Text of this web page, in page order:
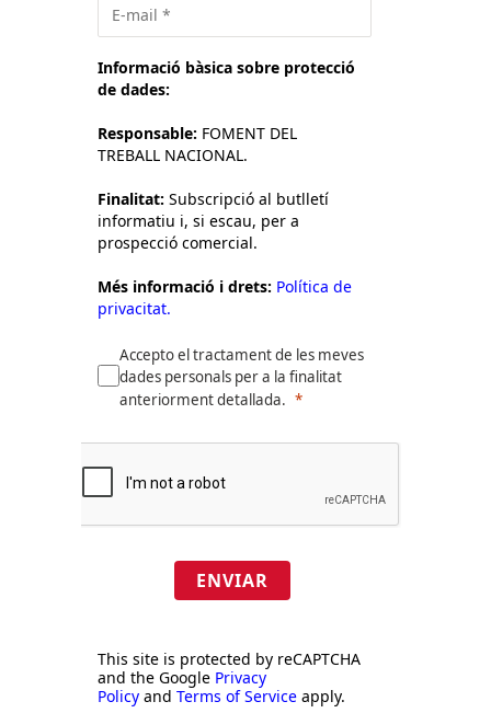
Informació bàsica sobre protecció
de dades:
Responsable: FOMENT DEL
TREBALL NACIONAL.
Finalitat: Subscripció al butlletí
informatiu i, si escau, per a
prospecció comercial.
Més informació i drets: Política de
privacitat.
Accepto el tractament de les meves
dades personals per a la finalitat
anteriorment detallada.
ENVIAR
This site is protected by reCAPTCHA
and the Google Privacy
Policy and Terms of Service apply.